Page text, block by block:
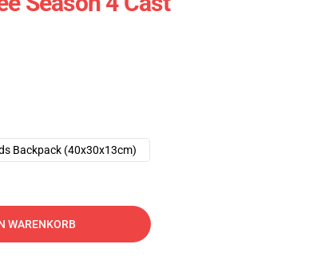
Backpack (40x30x13cm)
WARENKORB